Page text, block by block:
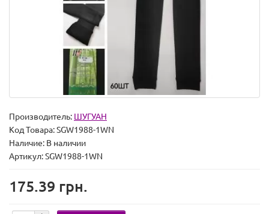
Производитель: ШУГУАН
Код Товара:SGW1988-1WN
Наличие: В наличии
Артикул: SGW1988-1WN
175.39 грн.